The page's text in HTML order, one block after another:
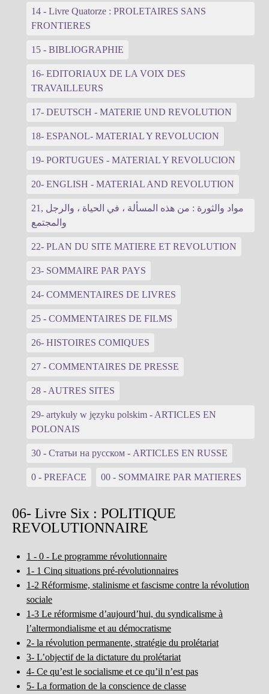
14 - Livre Quatorze : PROLETAIRES SANS
FRONTIERES
15 - BIBLIOGRAPHIE
16- EDITORIAUX DE LA VOIX DES
TRAVAILLEURS
17- DEUTSCH - MATERIE UND REVOLUTION
18- ESPANOL- MATERIAL Y REVOLUCION
19- PORTUGUES - MATERIAL Y REVOLUCION
20- ENGLISH - MATERIAL AND REVOLUTION
21, مواد والثورة : من هذه المسألة ، في الحياة ، والرجل
والمجتمع
22- PLAN DU SITE MATIERE ET REVOLUTION
23- SOMMAIRE PAR PAYS
24- COMMENTAIRES DE LIVRES
25 - COMMENTAIRES DE FILMS
26- HISTOIRES COMIQUES
27 - COMMENTAIRES DE PRESSE
28 - AUTRES SITES
29- artykuły w języku polskim - ARTICLES EN
POLONAIS
30 - Статьи на русском - ARTICLES EN RUSSE
0 - PREFACE 00 - SOMMAIRE PAR MATIERES
06- Livre Six : POLITIQUE
REVOLUTIONNAIRE
1 - 0 - Le programme révolutionnaire
1- 1 Cinq situations pré-révolutionnaires
1-2 Réformisme, stalinisme et fascisme contre la révolution
sociale
1-3 Le réformisme d’aujourd’hui, du syndicalisme à
l’altermondialisme et au démocratisme
2- la révolution permanente, stratégie du prolétariat
3- L’objectif de la dictature du prolétariat
4- Ce qu’est le socialisme et ce qu’il n’est pas
5- La formation de la conscience de classe